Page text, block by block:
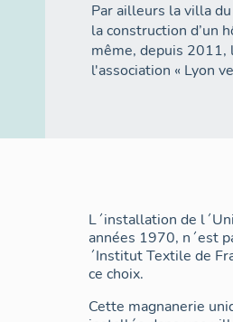
Par ailleurs la villa
la construction d’un
même, depuis 2011,
l'association « Lyon
L´installation de
années 1970, n´est
´Institut Textile de
ce choix.
Cette magnanerie